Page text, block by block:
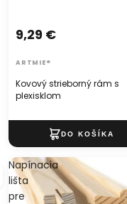
Kovový strieborný rám s
plexisklom
9,29 €
ARTMIE®
Napínacia
lišta
pre